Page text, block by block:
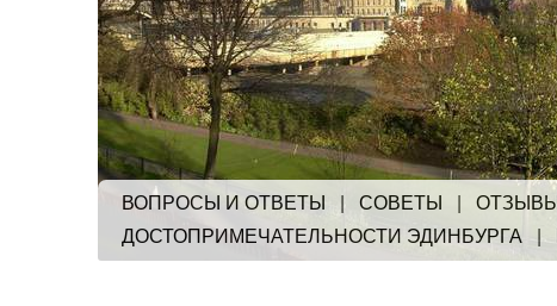
ВОПРОСЫ И ОТВЕТЫ СОВЕТЫ ОТЗЫВЫ
ДОСТОПРИМЕЧАТЕЛЬНОСТИ ЭДИНБУРГА